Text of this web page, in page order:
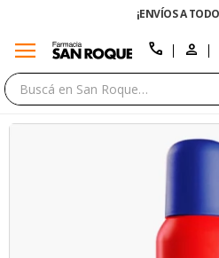
¡ENVÍOS A TODO EL PAÍS!
menu call
close